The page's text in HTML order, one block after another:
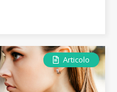
Articolo